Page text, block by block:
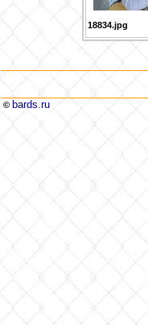
18834.jpg
© bards.ru